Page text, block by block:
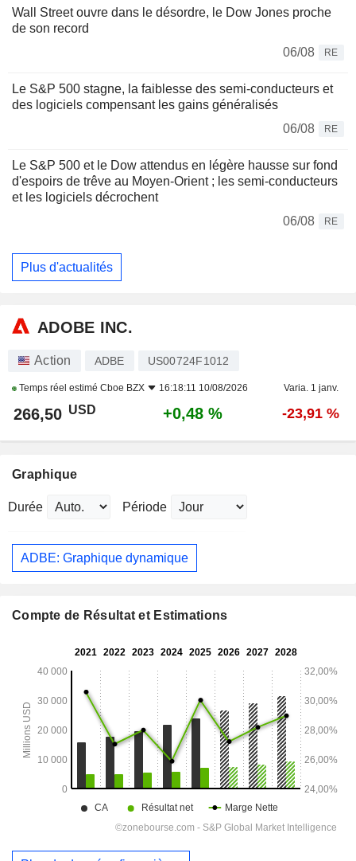
Wall Street ouvre dans le désordre, le Dow Jones proche
de son record
06/08
RE
Le S&P 500 stagne, la faiblesse des semi-conducteurs et
des logiciels compensant les gains généralisés
06/08
RE
Le S&P 500 et le Dow attendus en légère hausse sur fond
d'espoirs de trêve au Moyen-Orient ; les semi-conducteurs
et les logiciels décrochent
06/08
RE
Plus d'actualités
ADOBE INC.
Action ADBE US00724F1012
Temps réel estimé Cboe BZX 16:18:11 10/08/2026 Varia. 1 janv.
266,50 USD +0,48 % -23,91 %
Graphique
Durée Période
ADBE: Graphique dynamique
Compte de Résultat et Estimations